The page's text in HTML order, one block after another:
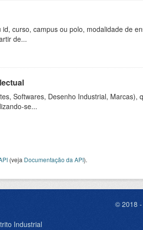
curso, campus ou polo, modalidade de
de...
Softwares, Desenho Industrial, Marcas),
se...
(veja Documentação da API).
Industrial
© 2018